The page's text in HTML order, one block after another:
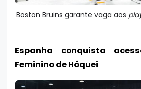
Boston Bruins garante vaga aos
Espanha conquista
Feminino de Hóquei